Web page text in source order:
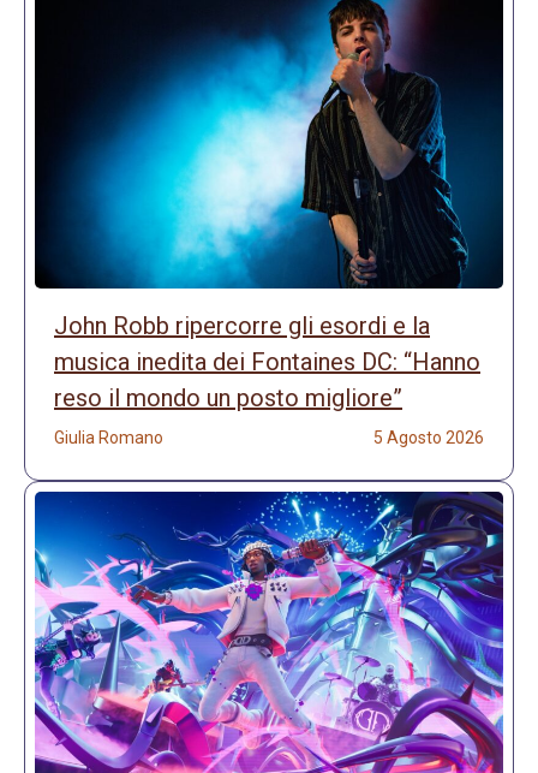
John Robb ripercorre gli esordi e la
musica inedita dei Fontaines DC: “Hanno
reso il mondo un posto migliore”
Giulia Romano 5 Agosto 2026